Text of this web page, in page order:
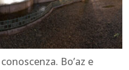
Bo’az e